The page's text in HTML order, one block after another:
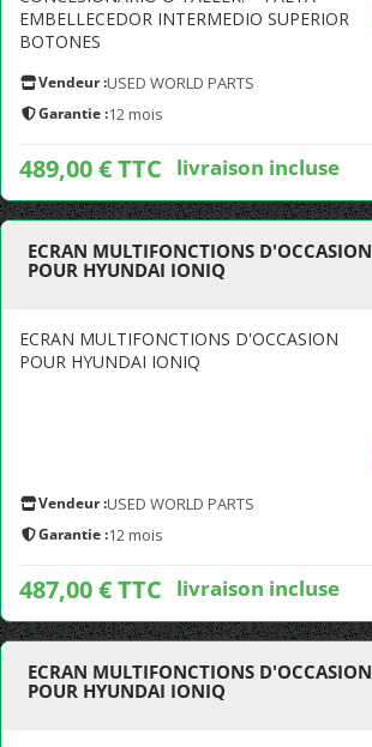
EMBELLECEDOR INTERMEDIO SUPERIOR
BOTONES
Vendeur :USED WORLD PARTS
Garantie :12 mois
489,00 € TTC livraison incluse
ECRAN MULTIFONCTIONS D'OCCASION
POUR HYUNDAI IONIQ
ECRAN MULTIFONCTIONS D'OCCASION
POUR HYUNDAI IONIQ
Vendeur :USED WORLD PARTS
Garantie :12 mois
487,00 € TTC livraison incluse
ECRAN MULTIFONCTIONS D'OCCASION
POUR HYUNDAI IONIQ